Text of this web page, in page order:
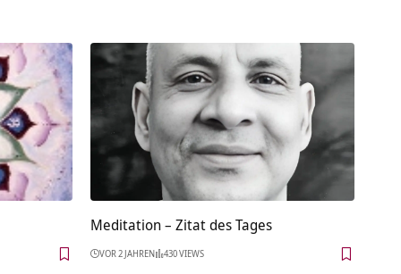
Meditation – Zitat des Tages
VOR 2 JAHREN 430 VIEWS